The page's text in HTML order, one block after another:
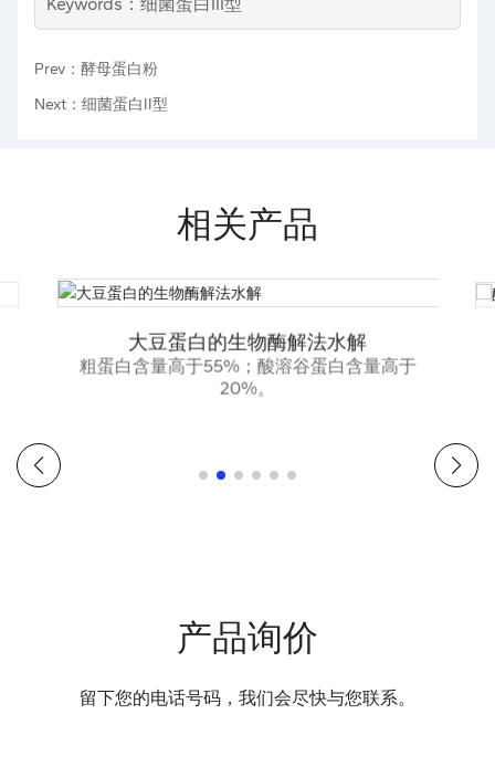
Prev：酵母蛋白粉
Next：细菌蛋白II型
相关产品
大豆蛋白的生物酶解法水解
粗蛋白含量高于55%；酸溶谷蛋白含量高于
20%。
产品询价
留下您的电话号码，我们会尽快与您联系。